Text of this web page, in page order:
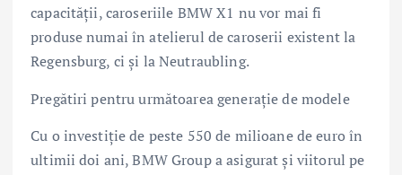
capacităţii, caroseriile BMW X1 nu vor mai fi
produse numai în atelierul de caroserii existent la
Regensburg, ci şi la Neutraubling.
Pregătiri pentru următoarea generaţie de modele
Cu o investiţie de peste 550 de milioane de euro în
ultimii doi ani, BMW Group a asigurat şi viitorul pe